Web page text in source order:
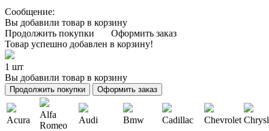
Сообщение:
Вы добавили товар в корзину
Продолжить покупки
Оформить заказ
Товар успешно добавлен в корзину!
1 шт
Вы добавили товар в корзину
Продолжить покупки Оформить заказ
Acura
Alfa
Romeo
Audi Bmw Cadillac Chevrolet